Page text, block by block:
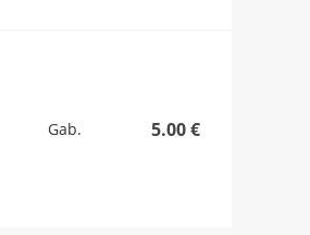
Gab. 5.00 €